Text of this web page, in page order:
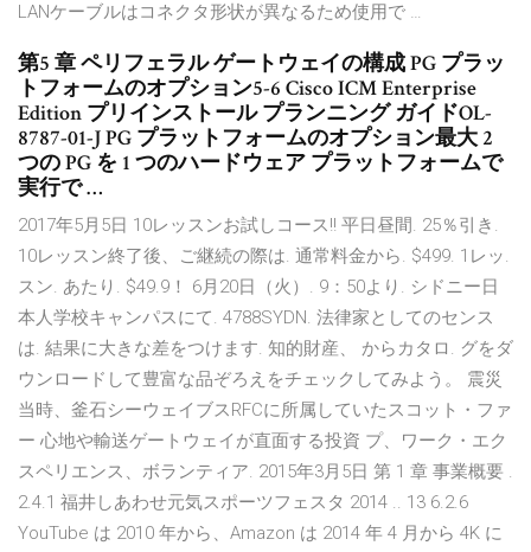
LANケーブルはコネクタ形状が異なるため使用で …
第5 章 ペリフェラル ゲートウェイの構成 PG プラッ
トフォームのオプション5-6 Cisco ICM Enterprise
Edition プリインストール プランニング ガイドOL-
8787-01-J PG プラットフォームのオプション最大 2
つの PG を 1 つのハードウェア プラットフォームで
実行で …
2017年5月5日 10レッスンお試しコース!! 平日昼間. 25％引き.
10レッスン終了後、ご継続の際は. 通常料金から. $499. 1レッ.
スン. あたり. $49.9！ 6月20日（火）. 9：50より. シドニー日
本人学校キャンパスにて. 4788SYDN. 法律家としてのセンス
は. 結果に大きな差をつけます. 知的財産、 からカタロ. グをダ
ウンロードして豊富な品ぞろえをチェックしてみよう。 震災
当時、釜石シーウェイブスRFCに所属していたスコット・ファ
ー 心地や輸送ゲートウェイが直面する投資 プ、ワーク・エク
スペリエンス、ボランティア. 2015年3月5日 第 1 章 事業概要 .
2.4.1 福井しあわせ元気スポーツフェスタ 2014 .. 13 6.2.6
YouTube は 2010 年から、Amazon は 2014 年 4 月から 4K に